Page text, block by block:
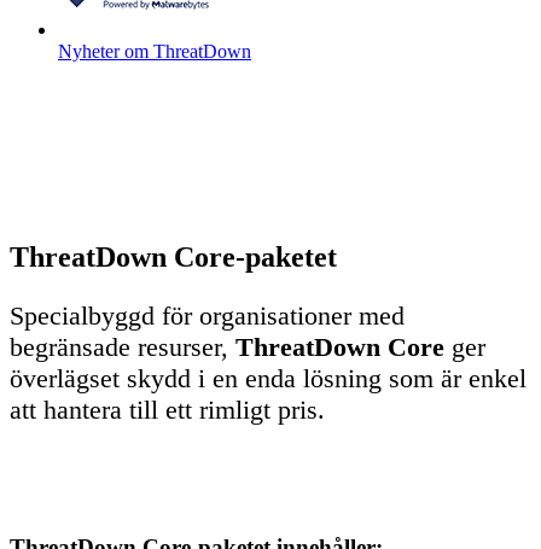
Nyheter om ThreatDown
ThreatDown Core-paketet
Specialbyggd för organisationer med
begränsade resurser, ThreatDown Core ger
överlägset skydd i en enda lösning som är enkel
att hantera till ett rimligt pris.